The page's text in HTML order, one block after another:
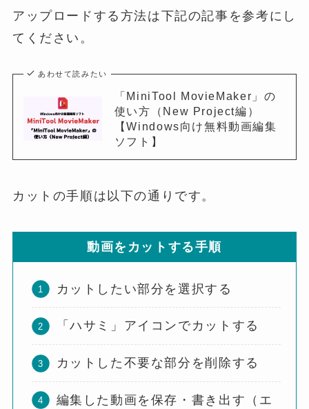
アップロードする方法は下記の記事を参考にし
てください。
あわせて読みたい
「MiniTool MovieMaker」の
使い方（New Project編）
【Windows向け無料動画編集
ソフト】
カットの手順は以下の通りです。
動画をカットする手順
カットしたい部分を選択する
「ハサミ」アイコンでカットする
カットした不要な部分を削除する
編集した動画を保存・書き出す（エ